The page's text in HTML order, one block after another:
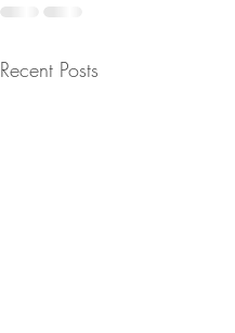
Recent Posts